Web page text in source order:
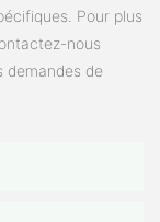
Pour plus
nous
demandes de